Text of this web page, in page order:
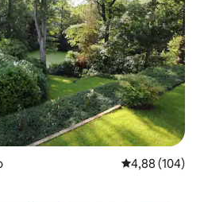
4,88 de uma
4,88 (104)